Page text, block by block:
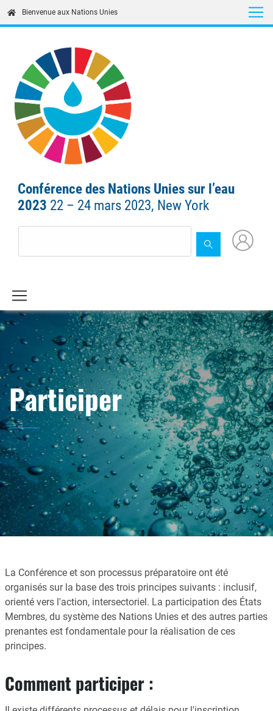
Bienvenue aux Nations Unies
Conférence des Nations Unies sur l’eau
2023 22 – 24 mars 2023, New York
Participer
La Conférence et son processus préparatoire ont été
organisés sur la base des trois principes suivants : inclusif,
orienté vers l'action, intersectoriel. La participation des États
Membres, du système des Nations Unies et des autres parties
prenantes est fondamentale pour la réalisation de ces
principes.
Comment participer :